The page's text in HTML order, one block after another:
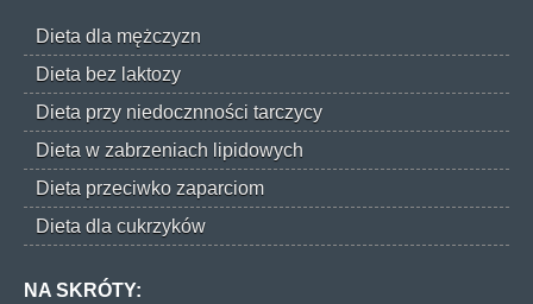
Dieta dla mężczyzn
Dieta bez laktozy
Dieta przy niedocznności tarczycy
Dieta w zabrzeniach lipidowych
Dieta przeciwko zaparciom
Dieta dla cukrzyków
NA SKRÓTY: